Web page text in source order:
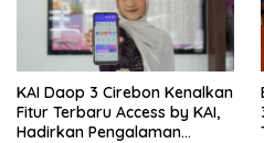
KAI Daop 3 Cirebon Kenalkan
Fitur Terbaru Access by KAI,
Hadirkan Pengalaman